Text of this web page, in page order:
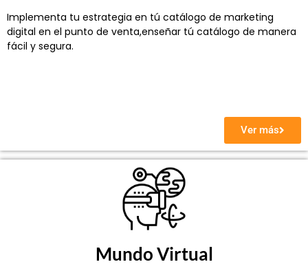
Implementa tu estrategia en tú catálogo de marketing
digital en el punto de venta,enseñar tú catálogo de manera
fácil y segura.
Ver más
Mundo Virtual